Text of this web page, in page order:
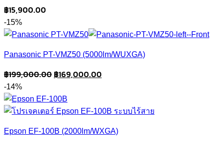
฿15,900.00
-15%
Panasonic PT-VMZ50 (5000lm/WUXGA)
฿199,000.00 Original
was:
฿199,000.00.
฿169,000.00Current
฿169,000.00.
-14%
Epson EF-100B (2000lm/WXGA)